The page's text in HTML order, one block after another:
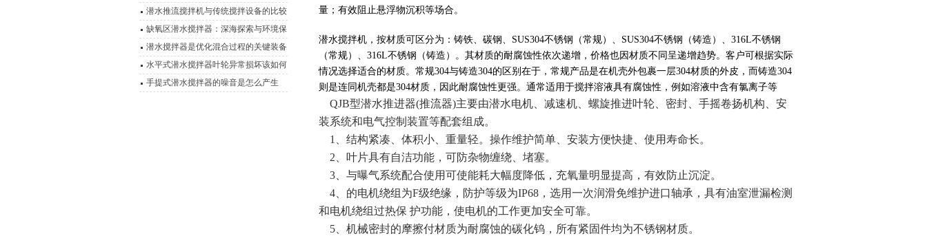
潜水推流搅拌机与传统搅拌设备的比较
及优势对比
缺氧区潜水搅拌器：深海探索与环境保
护的设备
潜水搅拌器是优化混合过程的关键装备
水平式潜水搅拌器叶轮异常损坏该如何
有效解决呢？
手提式潜水搅拌器的噪音是怎么产生
量；有效阻止悬浮物沉积等场合。
潜水搅拌机，按材质可区分为：铸铁、碳钢、 SUS304不锈钢（常规）、 SUS304不锈钢（铸造）、316L不锈钢
（常规）、 316L不锈钢（铸造）。其材质的耐腐蚀性依次递增，价格也因材质不同呈递增趋势。客户可根据实际
情况选择适合的材质。常规304与铸造304的区别在于，常规产品是在机壳外包裹一层304材质的外皮，而铸造304
则是连同机壳都是304材质，因此耐腐蚀性更强。通常适用于搅拌溶液具有腐蚀性，例如溶液中含有氯离子等
QJB型潜水推进器(推流器)主要由潜水电机、减速机、螺旋推进叶轮、密封、手摇卷扬机构、安
装系统和电气控制装置等配套组成。
1、结构紧凑、体积小、重量轻。操作维护简单、安装方便快捷、使用寿命长。
2、叶片具有自洁功能，可防杂物缠绕、堵塞。
3、与曝气系统配合使用可使能耗大幅度降低，充氧量明显提高，有效防止沉淀。
4、的电机绕组为F级绝缘，防护等级为IP68，选用一次润滑免维护进口轴承，具有油室泄漏检测
和电机绕组过热保 护功能，使电机的工作更加安全可靠。
5、机械密封的摩擦付材质为耐腐蚀的碳化钨，所有紧固件均为不锈钢材质。